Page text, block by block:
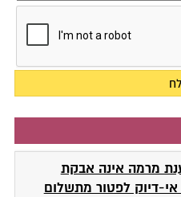
מרמה אינה אבקת
דיוק לפטור מתשלום